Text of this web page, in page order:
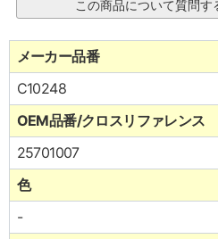
メーカー品番
C10248
OEM品番/クロスリファレンス
25701007
色
-